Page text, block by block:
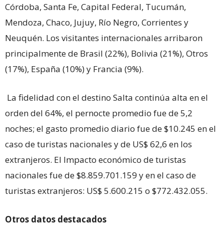
Córdoba, Santa Fe, Capital Federal, Tucumán,
Mendoza, Chaco, Jujuy, Río Negro, Corrientes y
Neuquén. Los visitantes internacionales arribaron
principalmente de Brasil (22%), Bolivia (21%), Otros
(17%), España (10%) y Francia (9%).
La fidelidad con el destino Salta continúa alta en el
orden del 64%, el pernocte promedio fue de 5,2
noches; el gasto promedio diario fue de $10.245 en el
caso de turistas nacionales y de US$ 62,6 en los
extranjeros. El Impacto económico de turistas
nacionales fue de $8.859.701.159 y en el caso de
turistas extranjeros: US$ 5.600.215 o $772.432.055.
Otros datos destacados